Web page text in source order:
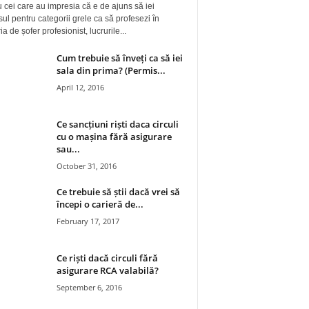
cei care au impresia că e de ajuns să iei
pentru categorii grele ca să profesezi în
de șofer profesionist, lucrurile...
Cum trebuie să înveți ca să iei
sala din prima? (Permis...
April 12, 2016
Ce sancțiuni riști daca circuli
cu o mașina fără asigurare
sau...
October 31, 2016
Ce trebuie să știi dacă vrei să
începi o carieră de...
February 17, 2017
Ce riști dacă circuli fără
asigurare RCA valabilă?
September 6, 2016